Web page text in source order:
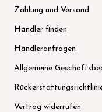
Zahlung und Versand
Händler finden
Händleranfragen
Allgemeine
Vertrag widerrufen